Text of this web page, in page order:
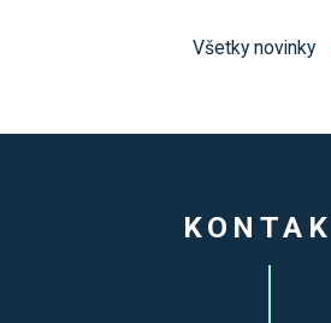
Všetky novinky